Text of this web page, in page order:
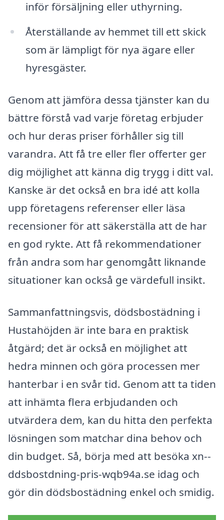
inför försäljning eller uthyrning.
Återställande av hemmet till ett skick
som är lämpligt för nya ägare eller
hyresgäster.
Genom att jämföra dessa tjänster kan du
bättre förstå vad varje företag erbjuder
och hur deras priser förhåller sig till
varandra. Att få tre eller fler offerter ger
dig möjlighet att känna dig trygg i ditt val.
Kanske är det också en bra idé att kolla
upp företagens referenser eller läsa
recensioner för att säkerställa att de har
en god rykte. Att få rekommendationer
från andra som har genomgått liknande
situationer kan också ge värdefull insikt.
Sammanfattningsvis, dödsbostädning i
Hustahöjden är inte bara en praktisk
åtgärd; det är också en möjlighet att
hedra minnen och göra processen mer
hanterbar i en svår tid. Genom att ta tiden
att inhämta flera erbjudanden och
utvärdera dem, kan du hitta den perfekta
lösningen som matchar dina behov och
din budget. Så, börja med att besöka xn--
ddsbostdning-pris-wqb94a.se idag och
gör din dödsbostädning enkel och smidig.